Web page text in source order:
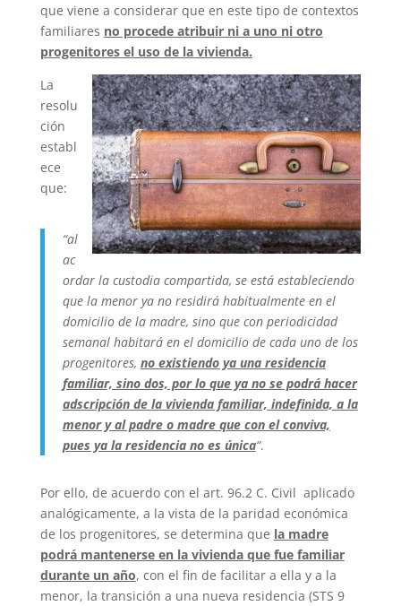
que viene a considerar que en este tipo de contextos
familiares no procede atribuir ni a uno ni otro
progenitores el uso de la vivienda.
La
resolu
ción
establ
ece
que:
“al
ac
ordar la custodia compartida, se está estableciendo
que la menor ya no residirá habitualmente en el
domicilio de la madre, sino que con periodicidad
semanal habitará en el domicilio de cada uno de los
progenitores, no existiendo ya una residencia
familiar, sino dos, por lo que ya no se podrá hacer
adscripción de la vivienda familiar, indefinida, a la
menor y al padre o madre que con el conviva,
pues ya la residencia no es única“.
Por ello, de acuerdo con el art. 96.2 C. Civil aplicado
analógicamente, a la vista de la paridad económica
de los progenitores, se determina que la madre
podrá mantenerse en la vivienda que fue familiar
durante un año, con el fin de facilitar a ella y a la
menor, la transición a una nueva residencia (STS 9